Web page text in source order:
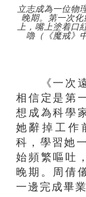
立志成為一位物
晚期。第一次
上，嘴上塗着口
嚕（《魔戒》
《一次遠
相信定是第
想成為科學
她辭掉工作
科，學習她
始頻繁嘔吐
晚期。周倩
一邊完成畢業